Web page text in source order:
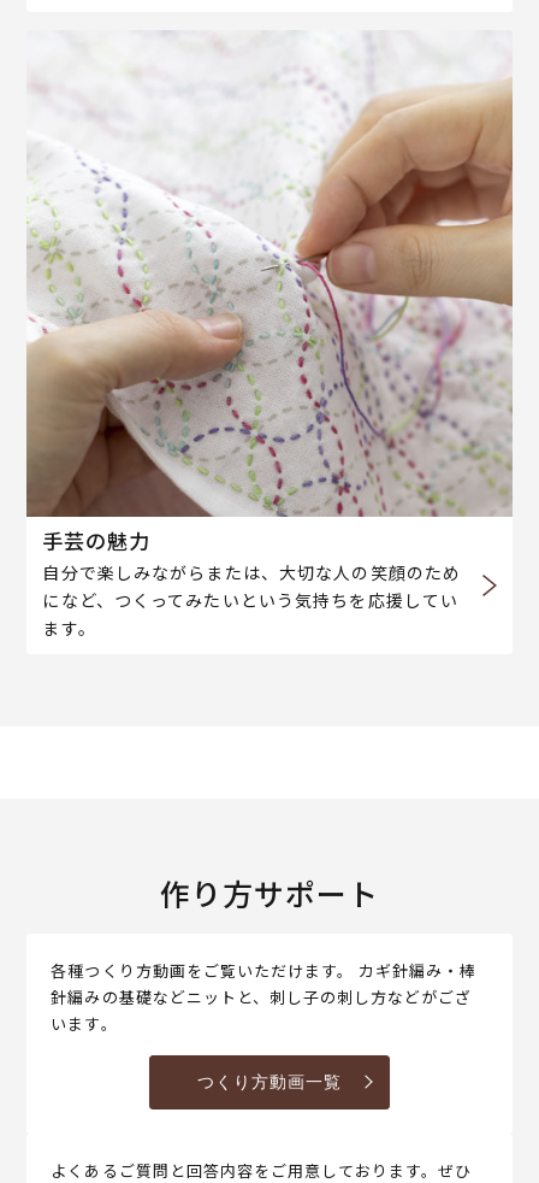
手芸の魅力
自分で楽しみながらまたは、大切な人の笑顔のため
になど、つくってみたいという気持ちを応援してい
ます。
作り方サポート
各種つくり方動画をご覧いただけます。 カギ針編み・棒
針編みの基礎などニットと、刺し子の刺し方などがござ
います。
つくり方動画一覧
よくあるご質問と回答内容をご用意しております。ぜひ